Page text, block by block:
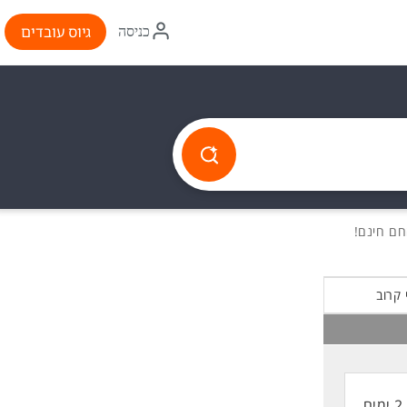
איקון
התחברות
כניסה גיוס עובדים
קרוב